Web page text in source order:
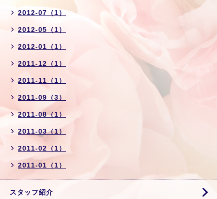
2012-07（1）
2012-05（1）
2012-01（1）
2011-12（1）
2011-11（1）
2011-09（3）
2011-08（1）
2011-03（1）
2011-02（1）
2011-01（1）
スタッフ紹介